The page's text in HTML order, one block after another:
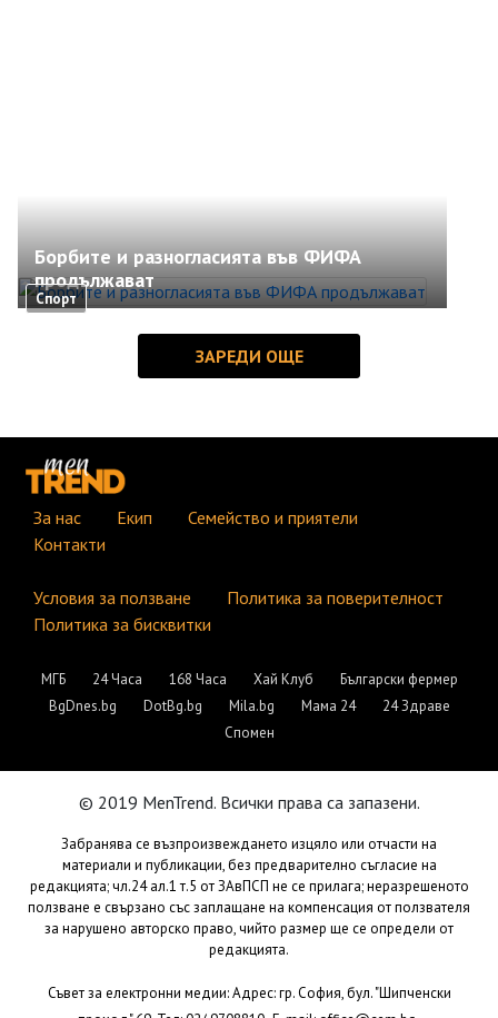
Спорт
Борбите и разногласията във ФИФА
продължават
За нас Екип
Семейство и приятели
Контакти
Условия за ползване
Политика за поверителност
Политика за бисквитки
МГБ 24 Часа 168 Часа Хай Клуб
Български фермер
BgDnes.bg
DotBg.bg Mila.bg Мама 24
24 Здраве
Спомен
© 2019 MenTrend. Всички права са запазени.
Забранява се възпроизвеждането изцяло или отчасти на
материали и публикации, без предварително съгласие на
редакцията; чл.24 ал.1 т.5 от ЗАвПСП не се прилага; неразрешеното
ползване е свързано със заплащане на компенсация от ползвателя
за нарушено авторско право, чийто размер ще се определи от
редакцията.
Съвет за електронни медии: Адрес: гр. София, бул. "Шипченски